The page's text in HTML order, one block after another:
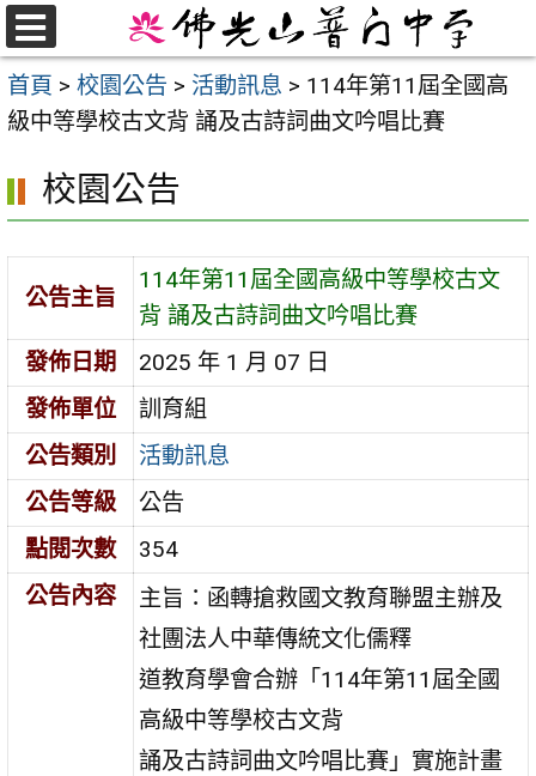
跳
至
主
要
首頁 > 校園公告 > 活動訊息 > 114年第11屆全國高
級中等學校古文背 誦及古詩詞曲文吟唱比賽
校園公告
公告主旨
114年第11屆全國高級中等學校古文
背 誦及古詩詞曲文吟唱比賽
發佈日期
2025 年 1 月 07 日
發佈單位
訓育組
公告類別
活動訊息
公告等級
公告
點閱次數
354
公告內容
主旨：函轉搶救國文教育聯盟主辦及
社團法人中華傳統文化儒釋
道教育學會合辦「114年第11屆全國
高級中等學校古文背
誦及古詩詞曲文吟唱比賽」實施計畫
選
單